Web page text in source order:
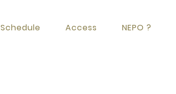
Schedule Access NEPO ?